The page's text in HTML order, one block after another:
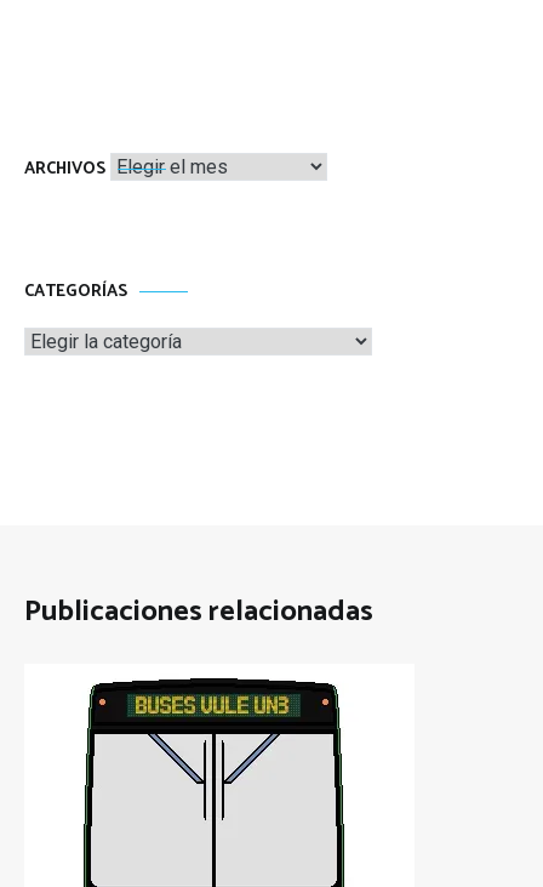
ARCHIVOS Archivos
CATEGORÍAS
Categorías
Publicaciones relacionadas